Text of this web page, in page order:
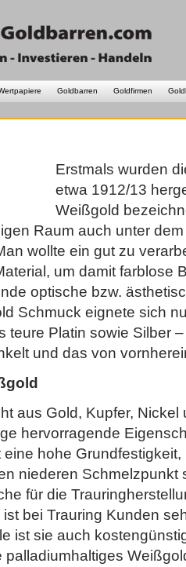
Goldbarren Goldfirmen
Erstmals wurden
etwa 1912/13
Weißgold
Raum auch unter
wollte ein gut zu
um damit farblose
optische bzw.
Schmuck eignete sich
teure Platin sowie Silber
und das von
aus Gold, Kupfer, Nickel
hervorragende
eine hohe
niederen Schmelzpunkt
für die
bei Trauring Kunden
ist sie auch
palladiumhaltiges